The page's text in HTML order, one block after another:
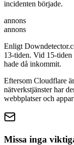
incidenten började.
annons
annons
Enligt
13-tiden. Vid 15-tiden
hade då inkommit.
Eftersom Cloudflare
nätverkstjänster har
webbplatser och
Missa inga